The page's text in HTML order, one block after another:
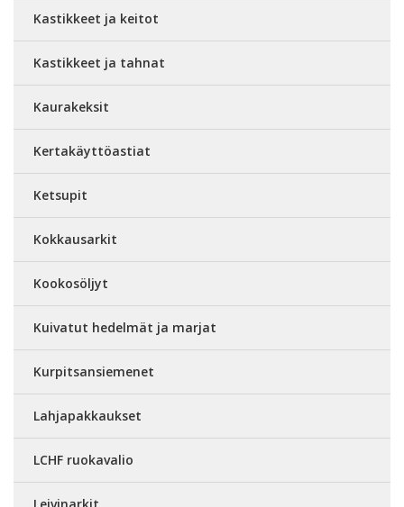
Kastikkeet ja keitot
Kastikkeet ja tahnat
Kaurakeksit
Kertakäyttöastiat
Ketsupit
Kokkausarkit
Kookosöljyt
Kuivatut hedelmät ja marjat
Kurpitsansiemenet
Lahjapakkaukset
LCHF ruokavalio